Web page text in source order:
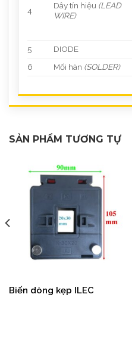
4
Dây tín hiệu (LEAD
WIRE)
5 DIODE
6
Mối hàn (SOLDER)
SẢN PHẨM TƯƠNG TỰ
Biến dòng kẹp ILEC